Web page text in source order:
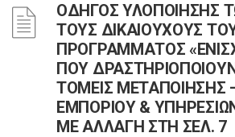
ΟΔΗΓΟΣ ΥΛΟΠΟΙΗΣΗΣ
ΤΟΥΣ ΔΙΚΑΙΟΥΧΟΥΣ
ΠΡΟΓΡΑΜΜΑΤΟΣ
ΠΟΥ
ΤΟΜΕΙΣ ΜΕΤΑΠΟΙΗΣΗΣ
ΕΜΠΟΡΙΟΥ &
ΜΕ ΑΛΛΑΓΗ ΣΤΗ ΣΕΛ. 7